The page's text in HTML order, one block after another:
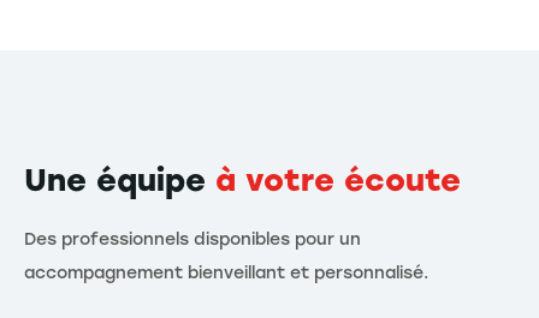
Une équipe à votre écoute
Des professionnels disponibles pour un
accompagnement bienveillant et personnalisé.